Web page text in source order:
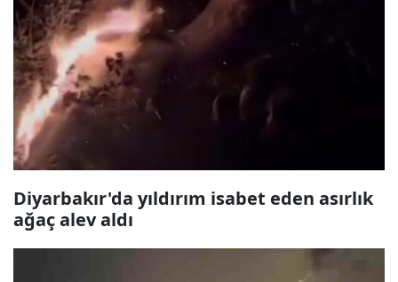
Diyarbakır'da yıldırım isabet eden asırlık
ağaç alev aldı